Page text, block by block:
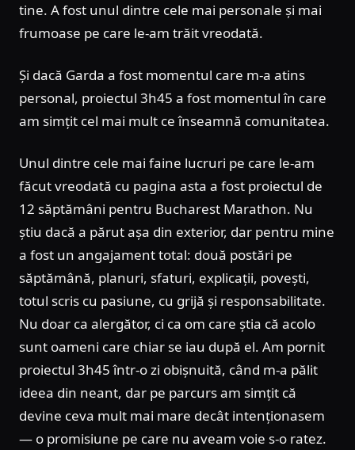
tine. A fost unul dintre cele mai personale și mai
frumoase pe care le-am trăit vreodată.
Și dacă Garda a fost momentul care m-a atins
personal, proiectul 3h45 a fost momentul în care
am simțit cel mai mult ce înseamnă comunitatea.
Unul dintre cele mai faine lucruri pe care le-am
făcut vreodată cu pagina asta a fost proiectul de
12 săptămâni pentru Bucharest Marathon. Nu
știu dacă a părut așa din exterior, dar pentru mine
a fost un angajament total: două postări pe
săptămână, planuri, sfaturi, explicații, povești,
totul scris cu pasiune, cu grijă și responsabilitate.
Nu doar ca alergător, ci ca om care știa că acolo
sunt oameni care chiar se iau după el. Am pornit
proiectul 3h45 într-o zi obișnuită, când m-a pălit
ideea din neant, dar pe parcurs am simțit că
devine ceva mult mai mare decât intenționasem
— o promisiune pe care nu aveam voie s-o ratez.